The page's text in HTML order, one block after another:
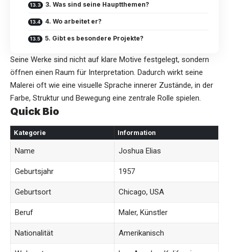
3. Was sind seine Hauptthemen?
4. Wo arbeitet er?
5. Gibt es besondere Projekte?
Seine Werke sind nicht auf klare Motive festgelegt, sondern
öffnen einen Raum für Interpretation. Dadurch wirkt seine
Malerei oft wie eine visuelle Sprache innerer Zustände, in der
Farbe, Struktur und Bewegung eine zentrale Rolle spielen.
Quick Bio
Kategorie Information
Name Joshua Elias
Geburtsjahr 1957
Geburtsort Chicago, USA
Beruf Maler, Künstler
Nationalität Amerikanisch